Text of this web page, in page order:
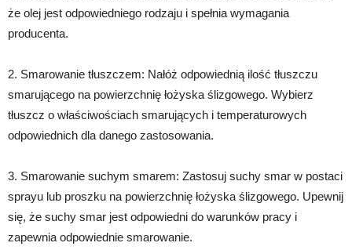
że olej jest odpowiedniego rodzaju i spełnia wymagania
producenta.
2. Smarowanie tłuszczem: Nałóż odpowiednią ilość tłuszczu
smarującego na powierzchnię łożyska ślizgowego. Wybierz
tłuszcz o właściwościach smarujących i temperaturowych
odpowiednich dla danego zastosowania.
3. Smarowanie suchym smarem: Zastosuj suchy smar w postaci
sprayu lub proszku na powierzchnię łożyska ślizgowego. Upewnij
się, że suchy smar jest odpowiedni do warunków pracy i
zapewnia odpowiednie smarowanie.